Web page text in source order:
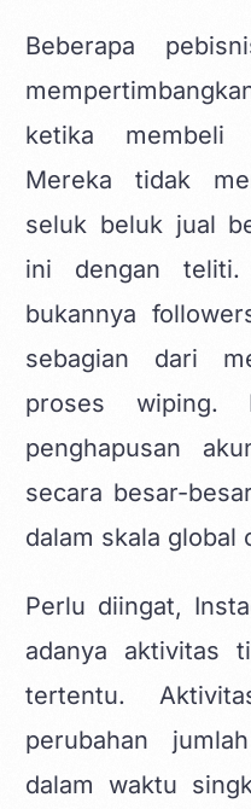
Beberapa
ketika membeli
Mereka tidak
seluk beluk jual
ini dengan teliti.
bukannya
sebagian dari
proses wiping.
penghapusan
secara besar-
dalam skala global
Perlu diingat,
adanya aktivitas
tertentu.
perubahan
dalam waktu